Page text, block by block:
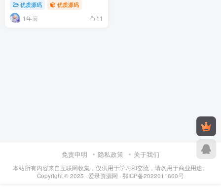
优质源码 优质源码
1年前 11
免责申明 隐私政策 关于我们
本站所有内容来自互联网收集，仅供用于学习和交流，请勿用于商业用途。
Copyright © 2025 · 爱录资源网 · 鄂ICP备2022011660号